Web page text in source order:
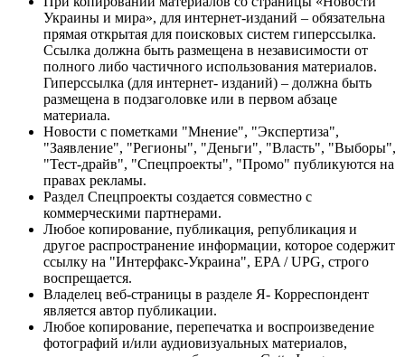
Украины и мира», для интернет-изданий – обязательна
прямая открытая для поисковых систем гиперссылка.
Ссылка должна быть размещена в независимости от
полного либо частичного использования материалов.
Гиперссылка (для интернет- изданий) – должна быть
размещена в подзаголовке или в первом абзаце
материала.
Новости с пометками "Мнение", "Экспертиза",
"Заявление", "Регионы", "Деньги", "Власть", "Выборы",
"Тест-драйв", "Спецпроекты", "Промо" публикуются на
правах рекламы.
Раздел Спецпроекты создается совместно с
коммерческими партнерами.
Любое копирование, публикация, републикация и
другое распространение информации, которое содержит
ссылку на "Интерфакс-Украина", EPA / UPG, строго
воспрещается.
Владелец веб-страницы в разделе Я- Корреспондент
является автор публикации.
Любое копирование, перепечатка и воспроизведение
фотографий и/или аудиовизуальных материалов,